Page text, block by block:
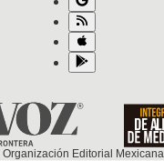
Organización Editorial Mexicana